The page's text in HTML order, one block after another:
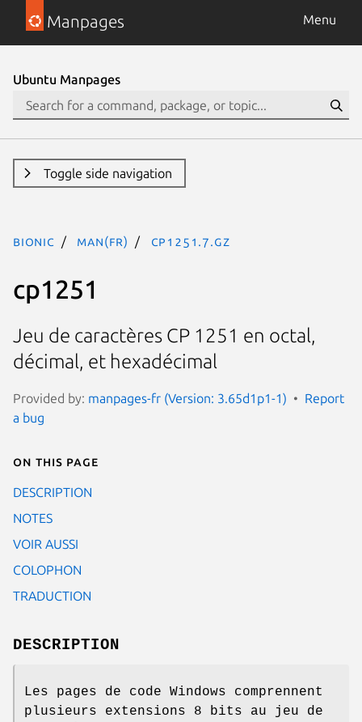
Manpages Menu
Ubuntu Manpages
Toggle side navigation
bionic man(fr) cp1251.7.gz
cp1251
Jeu de caractères CP 1251 en octal,
décimal, et hexadécimal
Provided by: manpages-fr (Version: 3.65d1p1-1)
Report
a bug
On this page
DESCRIPTION
NOTES
VOIR AUSSI
COLOPHON
TRADUCTION
DESCRIPTION
Les pages de code Windows comprennent
plusieurs extensions 8 bits au jeu de